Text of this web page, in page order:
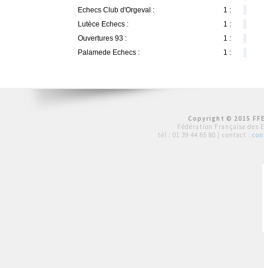
Echecs Club d'Orgeval :
1 :
Lutèce Echecs :
1 :
Ouvertures 93 :
1 :
Palamede Echecs :
1 :
Copyright © 2015
Fédération Française des
tél : 01 39 44 65 80 | contact :